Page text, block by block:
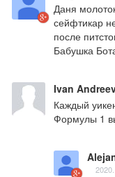
Даня
сейфтикар
после
Бабушка
Ivan
Каждый
Формулы 1